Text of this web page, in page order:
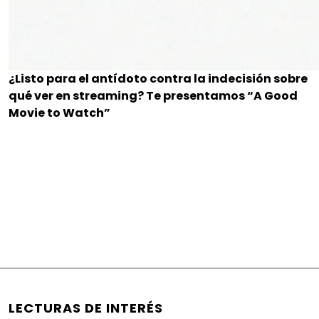
¿Listo para el antídoto contra la indecisión sobre
qué ver en streaming? Te presentamos “A Good
Movie to Watch”
LECTURAS DE INTERÉS